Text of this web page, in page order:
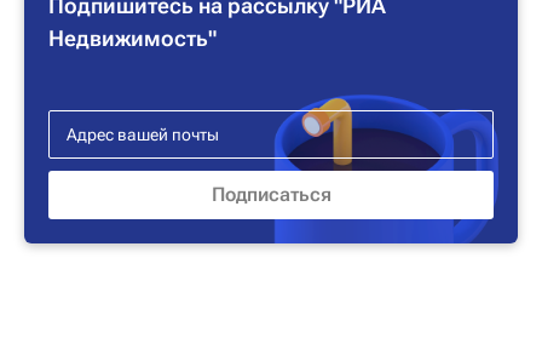
Подпишитесь на рассылку "РИА
Недвижимость"